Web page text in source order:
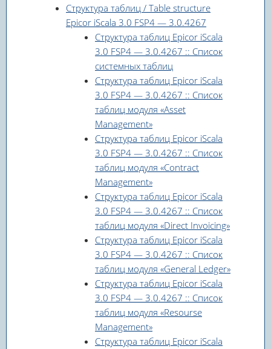
Структура таблиц / Table structure
Epicor iScala 3.0 FSP4 — 3.0.4267
Структура таблиц Epicor iScala
3.0 FSP4 — 3.0.4267 :: Список
системных таблиц
Структура таблиц Epicor iScala
3.0 FSP4 — 3.0.4267 :: Список
таблиц модуля «Asset
Management»
Структура таблиц Epicor iScala
3.0 FSP4 — 3.0.4267 :: Список
таблиц модуля «Contract
Management»
Структура таблиц Epicor iScala
3.0 FSP4 — 3.0.4267 :: Список
таблиц модуля «Direct Invoicing»
Структура таблиц Epicor iScala
3.0 FSP4 — 3.0.4267 :: Список
таблиц модуля «General Ledger»
Структура таблиц Epicor iScala
3.0 FSP4 — 3.0.4267 :: Список
таблиц модуля «Resourse
Management»
Структура таблиц Epicor iScala